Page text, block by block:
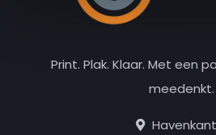
Print. Plak. Klaar. Met een
meedenkt.